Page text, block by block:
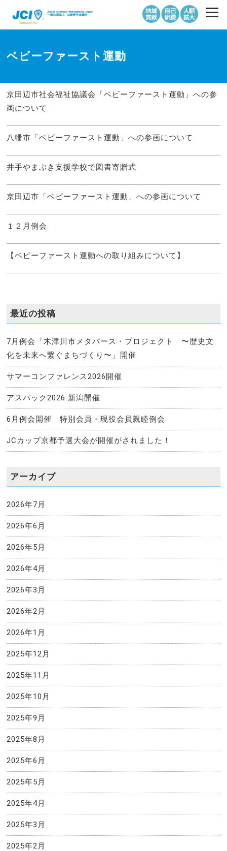
ベビーファースト運動
京田辺市社会福祉協議会「ベビーファースト運動」への参
画について
八幡市「ベビーファースト運動」への参画について
井手やまぶき支援学校で図書寄贈式
京田辺市「ベビーファースト運動」への参画について
１２月例会
【ベビーファースト運動への取り組みについて】
最近の投稿
7月例会「木津川市メタバース・プロジェクト 〜歴史文
化を未来へ繋ぐまちづくり〜」開催
サマーコンファレンス2026開催
アスパック2026 新潟開催
6月例会開催 特別会員・現役会員親睦例会
JCカップ京都予選大会が開催がされました！
アーカイブ
2026年7月
2026年6月
2026年5月
2026年4月
2026年3月
2026年2月
2026年1月
2025年12月
2025年11月
2025年10月
2025年9月
2025年8月
2025年6月
2025年5月
2025年4月
2025年3月
2025年2月